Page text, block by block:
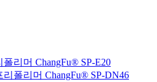
리머 ChangFu® SP-E20
폴리머 ChangFu® SP-DN46